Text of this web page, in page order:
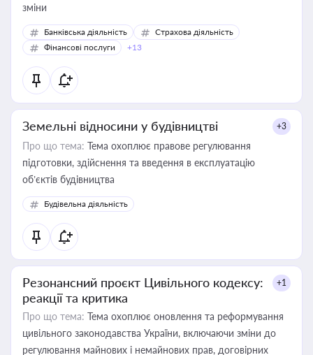
зміни
Банківська діяльність
Страхова діяльність
Фінансові послуги
+13
Земельні відносини у будівництві +3
Про що тема: Тема охоплює правове регулювання
підготовки, здійснення та введення в експлуатацію
об’єктів будівництва
Будівельна діяльність
Резонансний проєкт Цивільного кодексу:
реакції та критика
+1
Про що тема: Тема охоплює оновлення та реформування
цивільного законодавства України, включаючи зміни до
регулювання майнових і немайнових прав, договірних